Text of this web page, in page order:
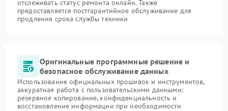
отслеживать статус ремонта онлайн. Также
предоставляется постгарантийное обслуживание для
продления срока службы техники
Оригинальные программные решение и
безопасное обслуживание данных
Использование официальных прошивок и инструментов,
аккуратная работа с пользовательскими данными:
резервное копирование, конфиденциальность и
восстановление информации при необходимости